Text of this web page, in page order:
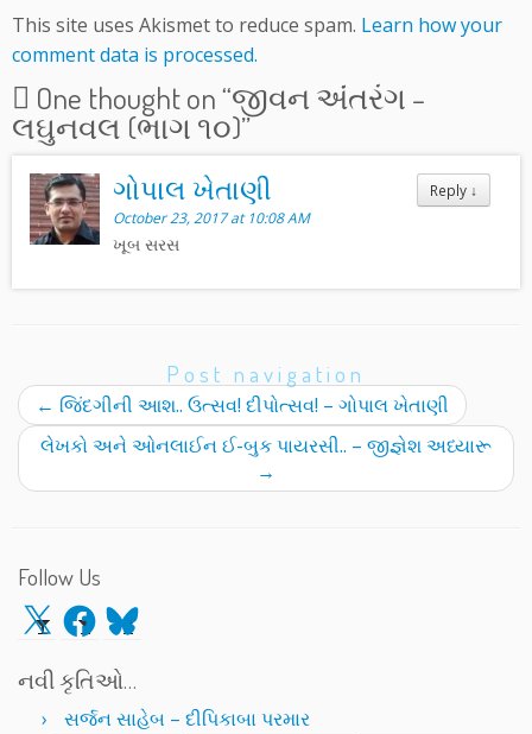
This site uses Akismet to reduce spam. Learn how your
comment data is processed.
One thought on “જીવન અંંતરંગ –
લઘુનવલ (ભાગ ૧૦)”
Reply ↓
ગોપાલ ખેતાણી
October 23, 2017 at 10:08 AM
ખૂબ સરસ
Post navigation
← જિંદગીની આશ.. ઉત્સવ! દીપોત્સવ! – ગોપાલ ખેતાણી
લેખકો અને ઓનલાઈન ઈ-બુક પાયરસી.. – જીજ્ઞેશ અધ્યારૂ
→
Follow Us
X Facebook
Bluesky
નવી કૃતિઓ…
સર્જન સાહેબ – દીપિકાબા પરમાર